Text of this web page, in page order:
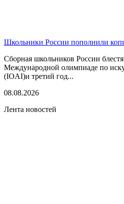
Школьники России пополнили
Сборная школьников России
Международной олимпиаде по
(IOAI)и третий год...
08.08.2026
Лента новостей